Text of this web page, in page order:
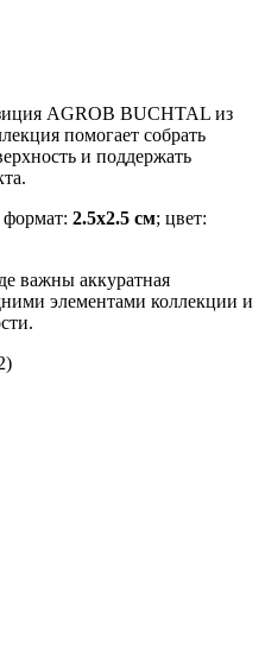
AGROB BUCHTAL из
помогает собрать
и поддержать
2.5x2.5 см; цвет:
важны аккуратная
элементами коллекции и